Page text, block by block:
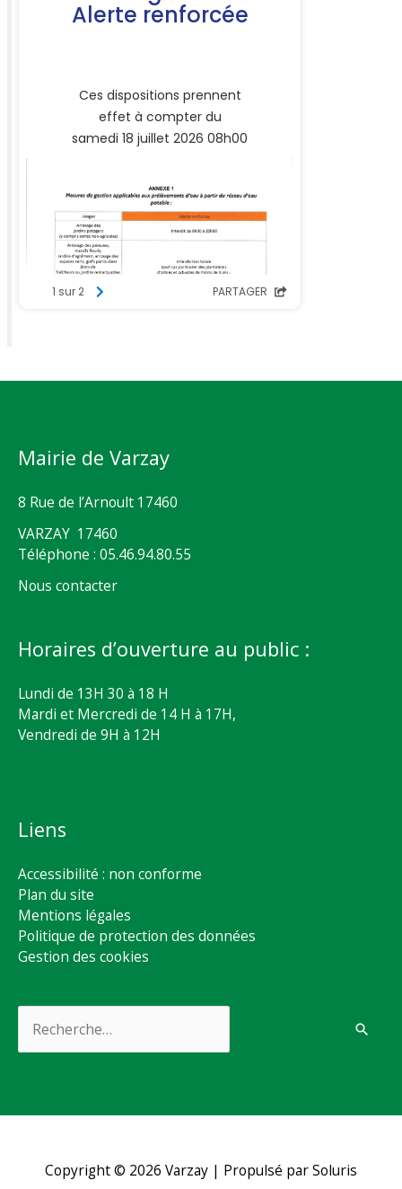
Mairie de Varzay
8 Rue de l’Arnoult 17460
VARZAY 17460
Téléphone : 05.46.94.80.55
Nous contacter
Horaires d’ouverture au public :
Lundi de 13H 30 à 18 H
Mardi et Mercredi de 14 H à 17H,
Vendredi de 9H à 12H
Liens
Accessibilité : non conforme
Plan du site
Mentions légales
Politique de protection des données
Gestion des cookies
Copyright © 2026 Varzay | Propulsé par Soluris